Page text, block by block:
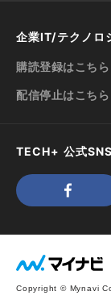
企業IT/テクノ
購読登録はこちら
配信停止はこちら
TECH+ 公式SNS
Copyright © Mynavi